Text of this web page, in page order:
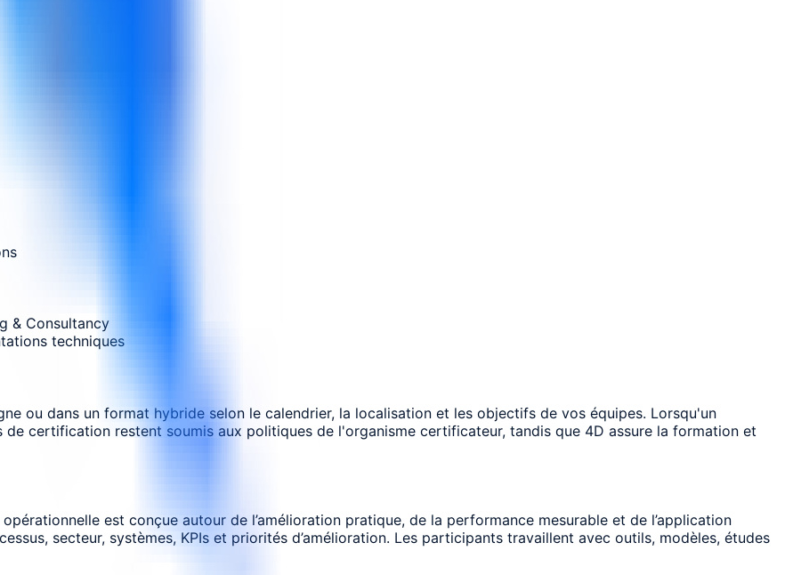
& Consultancy
techniques
ou dans un format hybride selon le calendrier, la localisation et les objectifs de vos équipes. Lorsqu'un
certification restent soumis aux politiques de l'organisme certificateur, tandis que 4D assure la formation et
est conçue autour de l’amélioration pratique, de la performance mesurable et de l’application
secteur, systèmes, KPIs et priorités d’amélioration. Les participants travaillent avec outils, modèles, études